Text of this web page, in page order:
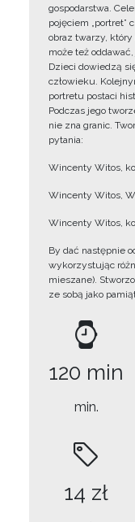
gospodarstwa.
pojęciem „portret”
obraz twarzy, który
może też
Dzieci dowiedzą
człowieku.
portretu postaci
Podczas jego
nie zna granic.
pytania:
Wincenty Witos,
Wincenty Witos,
Wincenty Witos,
By dać następnie
wykorzystując
mieszane).
ze sobą jako
120 min
min.
14 zł